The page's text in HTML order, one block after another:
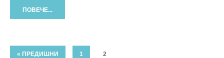
ПОВЕЧЕ...
« ПРЕДИШНИ 1 2